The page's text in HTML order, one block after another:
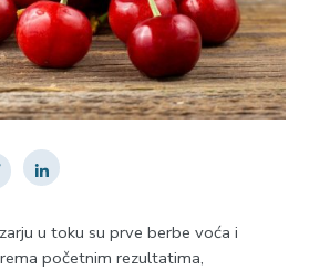
u toku su prve berbe voća i
početnim rezultatima,